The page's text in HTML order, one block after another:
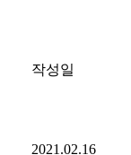
작성일
2021.02.16